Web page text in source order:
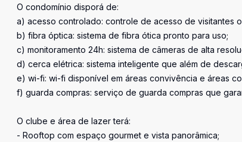
O condomínio disporá de:
a) acesso controlado: controle de acesso de visitantes
b) fibra óptica: sistema de fibra ótica pronto para uso;
c) monitoramento 24h: sistema de câmeras de alta
d) cerca elétrica: sistema inteligente que além de
e) wi-fi: wi-fi disponível em áreas convivência e áreas
f) guarda compras: serviço de guarda compras que
O clube e área de lazer terá:
- Rooftop com espaço gourmet e vista panorâmica;